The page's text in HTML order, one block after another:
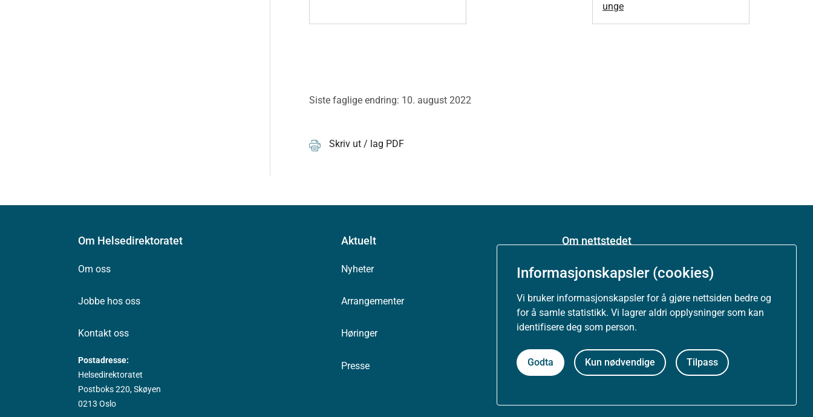
Informasjonskapsler (cookies)
Vi bruker informasjonskapsler for å gjøre nettsiden bedre og
for å samle statistikk. Vi lagrer aldri opplysninger som kan
identifisere deg som person.
Godta Kun nødvendige Tilpass
unge
Siste faglige endring: 10. august 2022
Skriv ut / lag PDF
Om Helsedirektoratet
Om oss
Jobbe hos oss
Kontakt oss
Postadresse:
Helsedirektoratet
Postboks 220, Skøyen
0213 Oslo
Aktuelt
Nyheter
Arrangementer
Høringer
Presse
Om nettstedet
Personvernerklæring
Tilgjengelighetserklæring (uustatus.no)
Besøksstatistikk og informasjonskapsler
Nyhetsvarsel og abonnement